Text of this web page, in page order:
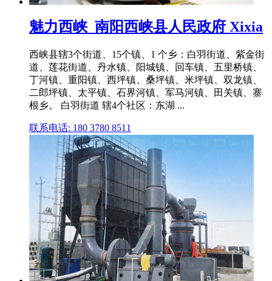
魅力西峡_南阳西峡县人民政府 Xixia
西峡县辖3个街道、15个镇、1 个乡：白羽街道、紫金街
道、莲花街道、丹水镇、阳城镇、回车镇、五里桥镇、
丁河镇、重阳镇、西坪镇、桑坪镇、米坪镇、双龙镇、
二郎坪镇、太平镇、石界河镇、军马河镇、田关镇、寨
根乡。 白羽街道 辖4个社区：东湖 ...
联系电话: 180 3780 8511